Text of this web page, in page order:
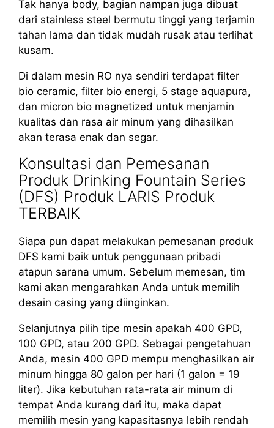
Tak hanya body, bagian nampan juga dibuat
dari stainless steel bermutu tinggi yang terjamin
tahan lama dan tidak mudah rusak atau terlihat
kusam.
Di dalam mesin RO nya sendiri terdapat filter
bio ceramic, filter bio energi, 5 stage aquapura,
dan micron bio magnetized untuk menjamin
kualitas dan rasa air minum yang dihasilkan
akan terasa enak dan segar.
Konsultasi dan Pemesanan
Produk Drinking Fountain Series
(DFS) Produk LARIS Produk
TERBAIK
Siapa pun dapat melakukan pemesanan produk
DFS kami baik untuk penggunaan pribadi
atapun sarana umum. Sebelum memesan, tim
kami akan mengarahkan Anda untuk memilih
desain casing yang diinginkan.
Selanjutnya pilih tipe mesin apakah 400 GPD,
100 GPD, atau 200 GPD. Sebagai pengetahuan
Anda, mesin 400 GPD mempu menghasilkan air
minum hingga 80 galon per hari (1 galon = 19
liter). Jika kebutuhan rata-rata air minum di
tempat Anda kurang dari itu, maka dapat
memilih mesin yang kapasitasnya lebih rendah